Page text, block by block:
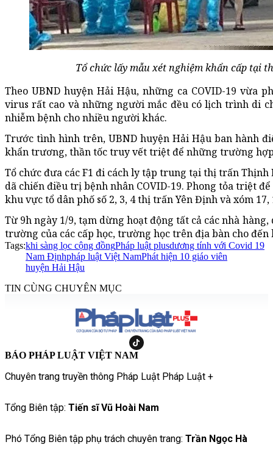
Tổ chức lấy mẫu xét nghiệm khẩn cấp tại
Theo UBND huyện Hải Hậu, những ca COVID-19 vừa
virus rất cao và những người mắc đều có lịch trình di
nhiễm bệnh cho nhiều người khác.
Trước tình hình trên, UBND huyện Hải Hậu ban hành
khẩn trương, thần tốc truy vết triệt để những trường
Tổ chức đưa các F1 đi cách ly tập trung tại thị trấn
dã chiến điều trị bệnh nhân COVID-19. Phong tỏa triệt
khu vực tổ dân phố số 2, 3, 4 thị trấn Yên Định và xóm
Từ 9h ngày 1/9, tạm dừng hoạt động tất cả các nhà
trường của các cấp học, trường học trên địa bàn cho
Tags:khi sàng lọc cộng đồngPháp luật plusdương tính với Covid 19
Nam Địnhpháp luật Việt NamPhát hiện 10 giáo viên
huyện Hải Hậu
TIN CÙNG CHUYÊN MỤC
BÁO PHÁP LUẬT VIỆT NAM
Chuyên trang truyền thông Pháp Luật Pháp Luật +
Tổng Biên tập: Tiến sĩ Vũ Hoài Nam
Phó Tổng Biên tập phụ trách chuyên trang: Trần Ngọc Hà